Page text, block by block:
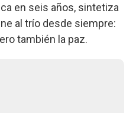
en seis años, sintetiza
al trío desde siempre:
también la paz.